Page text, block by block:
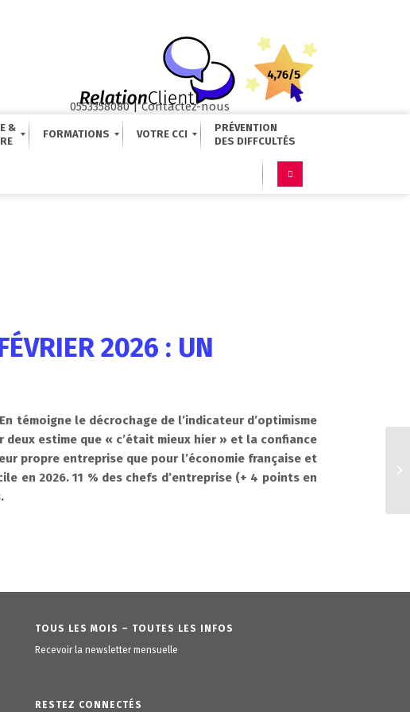
0553358080|Contactez-nous
&
FORMATIONS VOTRE CCI
PRÉVENTION
2026 : UN
témoigne le décrochage de l’indicateur d’optimisme
estime que « c’était mieux hier » et la confiance
propre entreprise que pour l’économie française et
en 2026. 11 % des chefs d’entreprise (+ 4 points en
TOUS LES MOIS – TOUTES LES INFOS
Recevoir la newsletter mensuelle
RESTEZ CONNECTÉS